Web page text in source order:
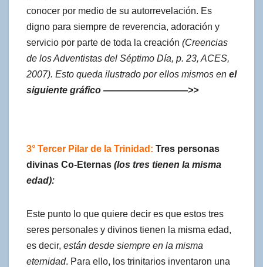
conocer por medio de su autorrevelación. Es
digno para siempre de reverencia, adoración y
servicio por parte de toda la creación (Creencias
de los Adventistas del Séptimo Día, p. 23, ACES,
2007). Esto queda ilustrado por ellos mismos en el
siguiente gráfico —————————>>
3° Tercer Pilar de la Trinidad: Tres personas
divinas Co-Eternas (los tres tienen la misma
edad):
Este punto lo que quiere decir es que estos tres
seres personales y divinos tienen la misma edad,
es decir, están desde siempre en la misma
eternidad. Para ello, los trinitarios inventaron una